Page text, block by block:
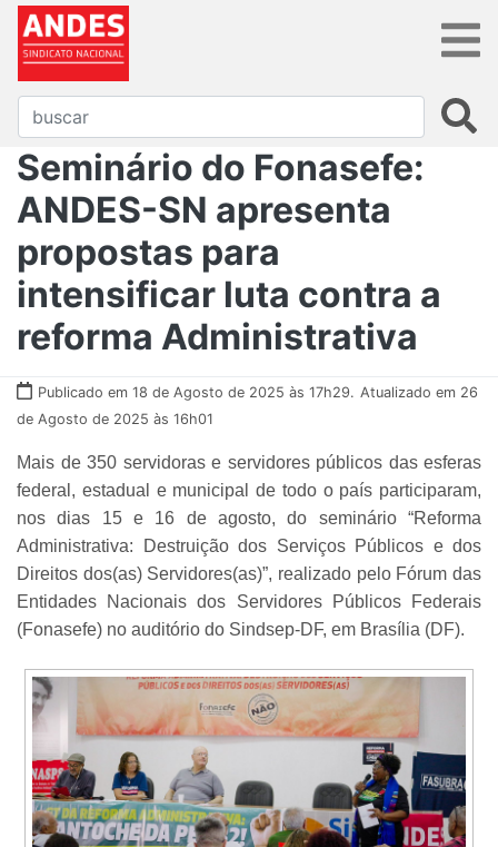
Seminário do Fonasefe:
ANDES-SN apresenta
propostas para
intensificar luta contra a
reforma Administrativa
Publicado em 18 de Agosto de 2025 às 17h29. Atualizado em 26
de Agosto de 2025 às 16h01
Mais de 350 servidoras e servidores públicos das esferas
federal, estadual e municipal de todo o país participaram,
nos dias 15 e 16 de agosto, do seminário “Reforma
Administrativa: Destruição dos Serviços Públicos e dos
Direitos dos(as) Servidores(as)”, realizado pelo Fórum das
Entidades Nacionais dos Servidores Públicos Federais
(Fonasefe) no auditório do Sindsep-DF, em Brasília (DF).